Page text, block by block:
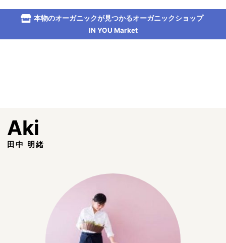
本物のオーガニックが見つかるオーガニックショップ
IN YOU Market
Aki
田中 明緒